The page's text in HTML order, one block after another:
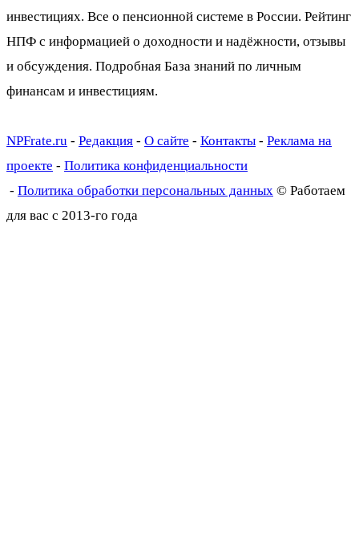
инвестициях. Все о пенсионной системе в России. Рейтинг
НПФ с информацией о доходности и надёжности, отзывы
и обсуждения. Подробная База знаний по личным
финансам и инвестициям.
NPFrate.ru - Редакция - О сайте - Контакты - Реклама на
проекте - Политика конфиденциальности
- Политика обработки персональных данных © Работаем
для вас с 2013-го года